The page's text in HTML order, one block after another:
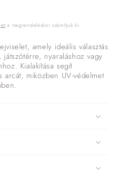
a megrendeléskor számítjuk ki.
amely ideális választás
nyaraláshoz vagy
Kialakítása segít
miközben UV-védelmet